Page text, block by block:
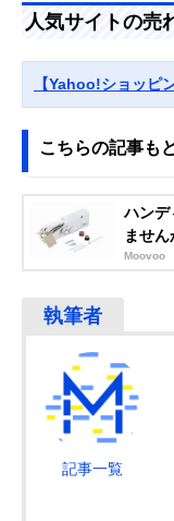
ヌ
人気サイトの売
【Yahoo!ショッピ
こちらの記事も
ハンデ
ません
Moovoo
記事一覧